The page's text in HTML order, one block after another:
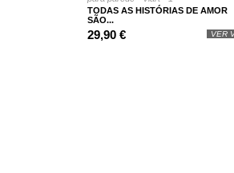
TODAS AS HISTÓRIAS DE AMOR
SÃO...
29,90 € VER